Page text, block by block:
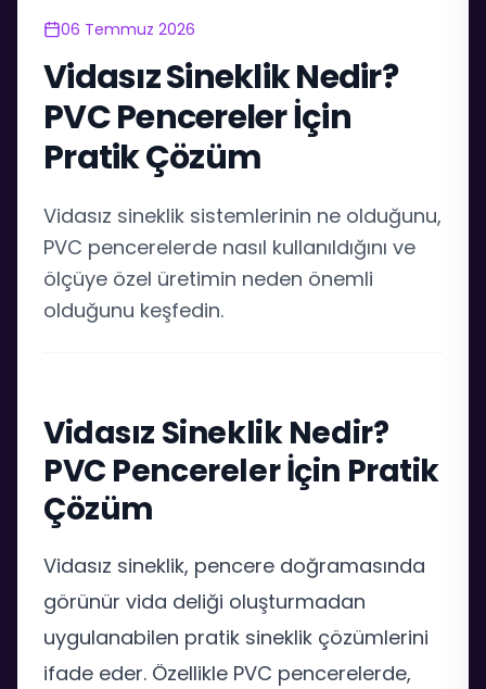
06 Temmuz 2026
Vidasız Sineklik Nedir?
PVC Pencereler İçin
Pratik Çözüm
Vidasız sineklik sistemlerinin ne olduğunu,
PVC pencerelerde nasıl kullanıldığını ve
ölçüye özel üretimin neden önemli
olduğunu keşfedin.
Vidasız Sineklik Nedir?
PVC Pencereler İçin Pratik
Çözüm
Vidasız sineklik, pencere doğramasında
görünür vida deliği oluşturmadan
uygulanabilen pratik sineklik çözümlerini
ifade eder. Özellikle PVC pencerelerde,